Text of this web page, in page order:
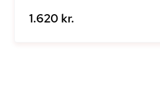
1.620 kr.